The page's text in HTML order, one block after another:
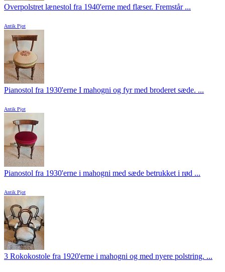
Overpolstret lænestol fra 1940'erne med flæser. Fremstår ...
Antik Pjot
Pianostol fra 1930'erne I mahogni og fyr med broderet sæde. ...
Antik Pjot
Pianostol fra 1930'erne i mahogni med sæde betrukket i rød ...
Antik Pjot
3 Rokokostole fra 1920'erne i mahogni og med nyere polstring. ...